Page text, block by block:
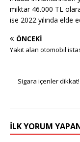
miktar 46.000 TL
ise 2022 yılında elde
ÖNCEKI
Yakıt alan otomobil
Sigara içenler
İLK YORUM